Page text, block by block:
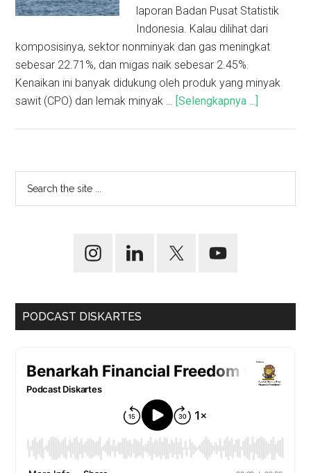
laporan Badan Pusat Statistik
Indonesia. Kalau dilihat dari
komposisinya, sektor nonminyak dan gas meningkat
sebesar 22.71%, dan migas naik sebesar 2.45%.
Kenaikan ini banyak didukung oleh produk yang minyak
sawit (CPO) dan lemak minyak … [Selengkapnya ...]
PODCAST DISKARTES